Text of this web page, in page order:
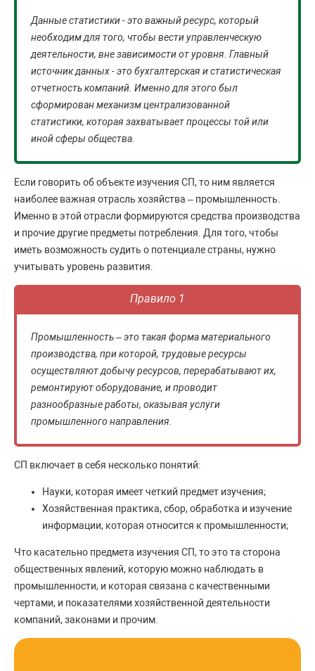
Данные статистики - это важный ресурс, который
необходим для того, чтобы вести управленческую
деятельности, вне зависимости от уровня. Главный
источник данных - это бухгалтерская и статистическая
отчетность компаний. Именно для этого был
сформирован механизм централизованной
статистики, которая захватывает процессы той или
иной сферы общества.
Если говорить об объекте изучения СП, то ним является
наиболее важная отрасль хозяйства – промышленность.
Именно в этой отрасли формируются средства производства
и прочие другие предметы потребления. Для того, чтобы
иметь возможность судить о потенциале страны, нужно
учитывать уровень развития.
Правило 1
Промышленность – это такая форма материального
производства, при которой, трудовые ресурсы
осуществляют добычу ресурсов, перерабатывают их,
ремонтируют оборудование, и проводит
разнообразные работы, оказывая услуги
промышленного направления.
СП включает в себя несколько понятий:
Науки, которая имеет четкий предмет изучения;
Хозяйственная практика, сбор, обработка и изучение
информации, которая относится к промышленности;
Что касательно предмета изучения СП, то это та сторона
общественных явлений, которую можно наблюдать в
промышленности, и которая связана с качественными
чертами, и показателями хозяйственной деятельности
компаний, законами и прочим.